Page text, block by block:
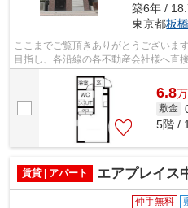
築6年 /
東京都板
ここまでご覧頂きありがとうございま
目指し、各沿線の各不動産会社様へ直
様へ提供しております！最新の情報は...
6.8万
敷金
5階 /
賃貸 | アパート エアプレイス
仲手無料